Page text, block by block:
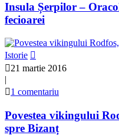
Insula Șerpilor –
fecioarei
Istorie
21 martie 2016
|
1 comentariu
Povestea vikingului
spre Bizanț